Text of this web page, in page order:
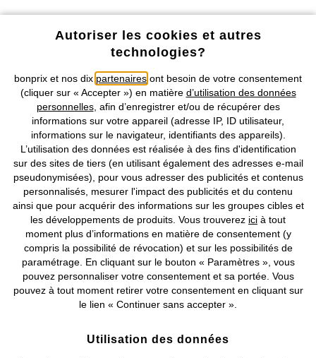
différentes tenues. Avec un pull à capuche, vous profitez d’une tenue
parfaite pour vos loisirs. Vous voulez renforcer son côté habillé ?
en jean noir femme donnera une note décontractée à votre tenue.
Un ton très foncé peut être porté dans toutes les occasions, que ce
soit pour des journées actives, au travail, ou lors d’un repas en famille.
Pour renforcer son style chic, nous vous conseillons une veste en jean
à coupe blazer.
Une veste en jean femme pour vous
accompagner au quotidien
La veste en jean femme est un accessoire de mode intemporel et
indispensable : vous l’emmenez partout avec vous. À la fois
confortable et tendance, elle est facile à combiner et souligne votre
style personnel en toutes occasions. Découvrez notre grande
collection et apportez une allure ultra-stylée à votre tenue avec la
veste en jean femme de bonprix !
Nos Moyens de Paiement
Nos Collections
Notre Entreprise
Retrouvez bonprix sur
Prix indiqués TVA comprise avec en sus frais de port & de service
Autoriser les cookies et autres
technologies?
bonprix et nos dix partenaires ont besoin de votre consentement
(cliquer sur « Accepter ») en matière d’utilisation des données
personnelles, afin d’enregistrer et/ou de récupérer des
informations sur votre appareil (adresse IP, ID utilisateur,
informations sur le navigateur, identifiants des appareils).
L’utilisation des données est réalisée à des fins d'identification
sur des sites de tiers (en utilisant également des adresses e-mail
pseudonymisées), pour vous adresser des publicités et contenus
personnalisés, mesurer l'impact des publicités et du contenu
ainsi que pour acquérir des informations sur les groupes cibles et
les développements de produits. Vous trouverez ici à tout
moment plus d’informations en matière de consentement (y
compris la possibilité de révocation) et sur les possibilités de
paramétrage. En cliquant sur le bouton « Paramètres », vous
pouvez personnaliser votre consentement et sa portée. Vous
pouvez à tout moment retirer votre consentement en cliquant sur
le lien « Continuer sans accepter ».
Utilisation des données